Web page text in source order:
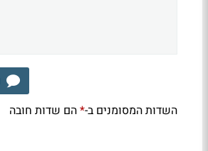
השדות המסומנים ב-*הם שדות חובה